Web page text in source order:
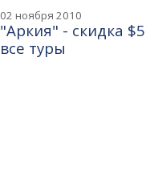
02 ноября 2010
"Аркия" - скидка
все туры